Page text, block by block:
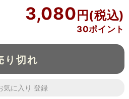
3,080
30ポイント
り切れ
気に入り